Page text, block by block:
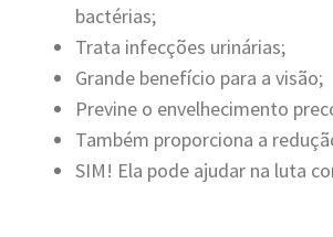
bactérias;
Trata infecções urinárias;
Grande benefício para a visão;
Previne o envelhecimento
Também proporciona a
SIM! Ela pode ajudar na luta